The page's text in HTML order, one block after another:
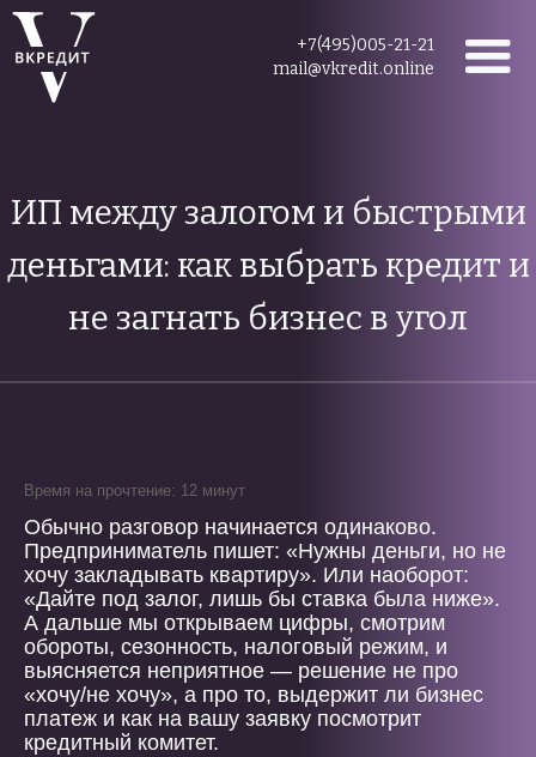
+7(495)005-21-21
mail@vkredit.online
ИП между залогом и быстрыми
деньгами: как выбрать кредит и
не загнать бизнес в угол
Время на прочтение: 12 минут
Обычно разговор начинается одинаково.
Предприниматель пишет: «Нужны деньги, но не
хочу закладывать квартиру». Или наоборот:
«Дайте под залог, лишь бы ставка была ниже».
А дальше мы открываем цифры, смотрим
обороты, сезонность, налоговый режим, и
выясняется неприятное — решение не про
«хочу/не хочу», а про то, выдержит ли бизнес
платеж и как на вашу заявку посмотрит
кредитный комитет.